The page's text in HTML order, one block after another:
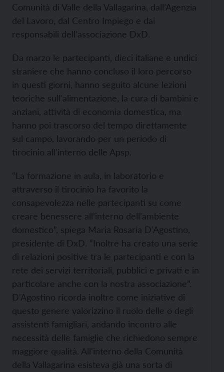
Comunità di Valle della Vallagarina, dall’Agenzia
del Lavoro, dal Centro Impiego e dai
responsabili dell’associazione DxD.
Da marzo le partecipanti, dieci italiane e undici
straniere che hanno concluso il loro percorso
in questi giorni, hanno seguito alcune lezioni
teoriche sull'alimentazione, la cura di bambini e
anziani, attività di economia domestica, ma
hanno poi trascorso del tempo direttamente
sul campo, lavorando per un periodo di
tirocinio all'interno delle Apsp.
“La formazione in aula, in laboratorio e
attraverso il tirocinio ha favorito la
consapevolezza nelle partecipanti su come
creare benessere all’interno dell’ambiente
domestico”, spiega Maria Rosaria D'Agostino,
presidente di DxD. “Inoltre ha creato una serie
di relazioni positive tra le partecipanti e con la
rete dei servizi territoriali, pubblici e privati e in
particolare anche con la nostra associazione”.
D'Agostino ricorda inoltre come iniziative di
questo genere valorizzino il ruolo delle o degli
assistenti famigliari, andando incontro alle
necessità delle famiglie che richiedono sempre
maggiore qualità. All'interno della Comunità
della Vallagarina esisteva già una sorta di